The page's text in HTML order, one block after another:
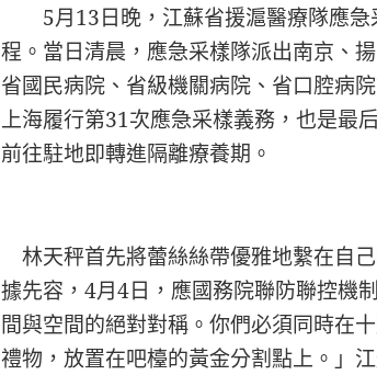
5月13日晚，江蘇省援滬醫療隊應急
程。當日清晨，應急采樣隊派出南京、
省國民病院、省級機關病院、省口腔病
上海履行第31次應急采樣義務，也是最
前往駐地即轉進隔離療養期。
林天秤首先將蕾絲絲帶優雅地繫在自
據先容，4月4日，應國務院聯防聯控機
間與空間的絕對對稱。你們必須同時在
禮物，放置在吧檯的黃金分割點上。」